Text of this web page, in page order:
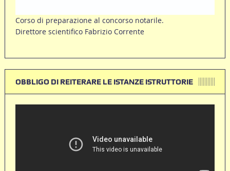
Corso di preparazione al concorso notarile.
Direttore scientifico Fabrizio Corrente
OBBLIGO DI REITERARE LE ISTANZE ISTRUTTORIE